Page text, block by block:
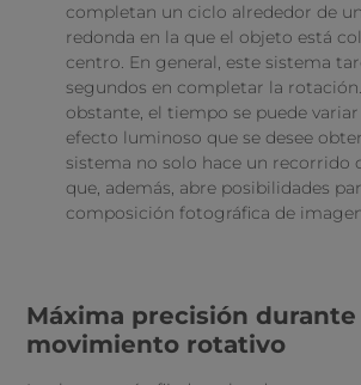
completan un ciclo alrededor de
redonda en la que el objeto está
centro. En general, este sistema
segundos en completar la
obstante, el tiempo se puede
efecto luminoso que se desee
sistema no solo hace un recorrido
que, además, abre posibilidades
composición fotográfica de
Máxima precisión durante
movimiento rotativo